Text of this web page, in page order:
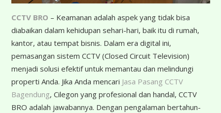
CCTV BRO – Keamanan adalah aspek yang tidak bisa
diabaikan dalam kehidupan sehari-hari, baik itu di rumah,
kantor, atau tempat bisnis. Dalam era digital ini,
pemasangan sistem CCTV (Closed Circuit Television)
menjadi solusi efektif untuk memantau dan melindungi
properti Anda. Jika Anda mencari Jasa Pasang CCTV
Bagendung, Cilegon yang profesional dan handal, CCTV
BRO adalah jawabannya. Dengan pengalaman bertahun-